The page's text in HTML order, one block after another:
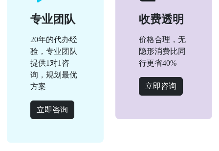
专业团队
20年的代办经
验，专业团队
提供1对1咨
询，规划最优
方案
立即咨询
收费透明
价格合理，无
隐形消费比同
行更省40%
立即咨询